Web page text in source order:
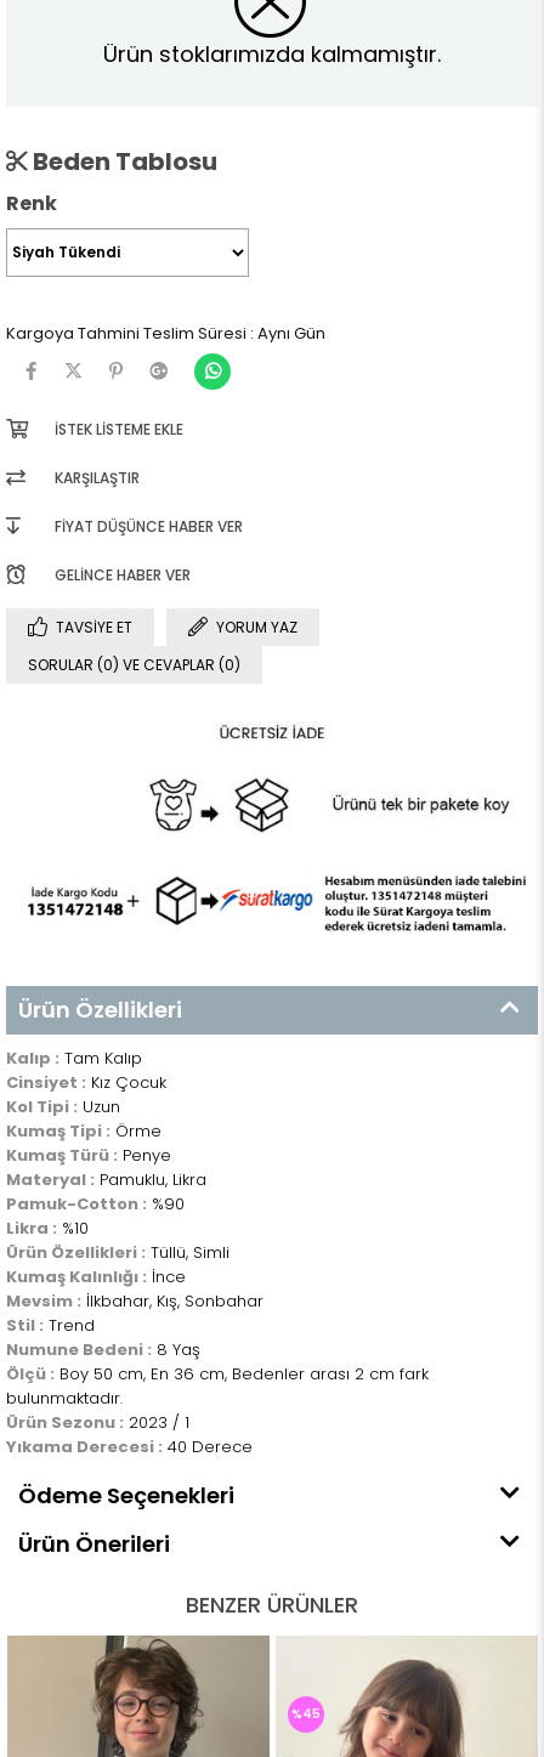
Ürün stoklarımızda kalmamıştır.
Beden Tablosu
Renk
Kargoya Tahmini Teslim Süresi : Aynı Gün
İSTEK LISTEME EKLE
KARŞILAŞTIR
FIYAT DÜŞÜNCE HABER VER
GELINCE HABER VER
TAVSIYE ET
YORUM YAZ
SORULAR (0) VE CEVAPLAR (0)
Ürün Özellikleri
Kalıp : Tam Kalıp
Cinsiyet : Kız Çocuk
Kol Tipi : Uzun
Kumaş Tipi : Örme
Kumaş Türü : Penye
Materyal : Pamuklu, Likra
Pamuk-Cotton : %90
Likra : %10
Ürün Özellikleri : Tüllü, Simli
Kumaş Kalınlığı : İnce
Mevsim : İlkbahar, Kış, Sonbahar
Stil : Trend
Numune Bedeni : 8 Yaş
Ölçü : Boy 50 cm, En 36 cm, Bedenler arası 2 cm fark
bulunmaktadır.
Ürün Sezonu : 2023 / 1
Yıkama Derecesi : 40 Derece
Ödeme Seçenekleri
Ürün Önerileri
BENZER ÜRÜNLER
%45